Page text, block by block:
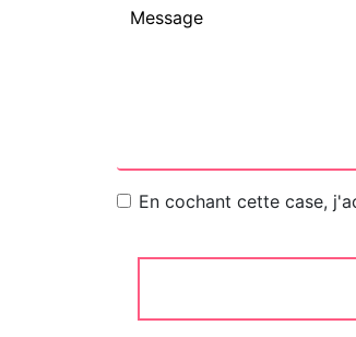
En cochant cette case,